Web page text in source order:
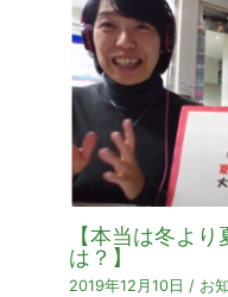
【本当は冬よ
は？】
2019年12月10日 / お